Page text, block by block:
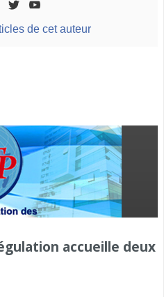
de cet auteur
accueille deux